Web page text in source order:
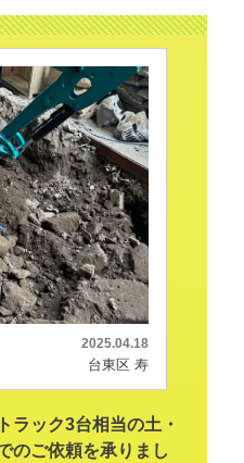
2025.04.18
台東区 寿
ラック3台相当の土・
のご依頼を承りまし